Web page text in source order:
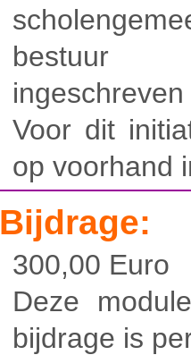
bestuur
Voor dit
op voorhand
Bijdrage:
300,00 Euro
Deze
bijdrage is